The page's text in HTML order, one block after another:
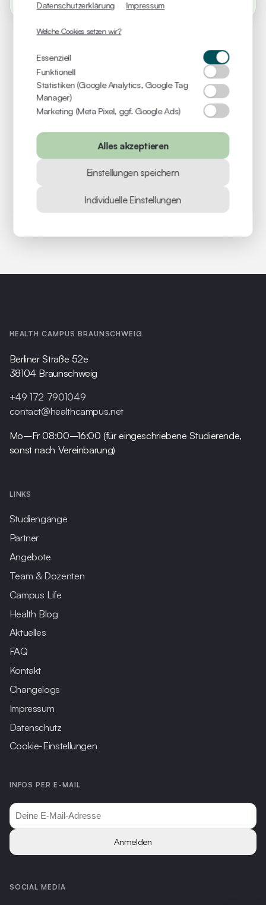
Datenschutzerklärung Impressum
Welche Cookies setzen wir?
Essenziell
Funktionell
Statistiken (Google Analytics, Google Tag
Manager)
Marketing (Meta Pixel, ggf. Google Ads)
Alles akzeptieren
Einstellungen speichern
Individuelle Einstellungen
HEALTH CAMPUS BRAUNSCHWEIG
Berliner Straße 52e
38104 Braunschweig
+49 172 7901049
contact@healthcampus.net
Mo–Fr 08:00–16:00 (für eingeschriebene Studierende,
sonst nach Vereinbarung)
LINKS
Studiengänge
Partner
Angebote
Team & Dozenten
Campus Life
Health Blog
Aktuelles
FAQ
Kontakt
Changelogs
Impressum
Datenschutz
Cookie-Einstellungen
INFOS PER E-MAIL
Anmelden
SOCIAL MEDIA